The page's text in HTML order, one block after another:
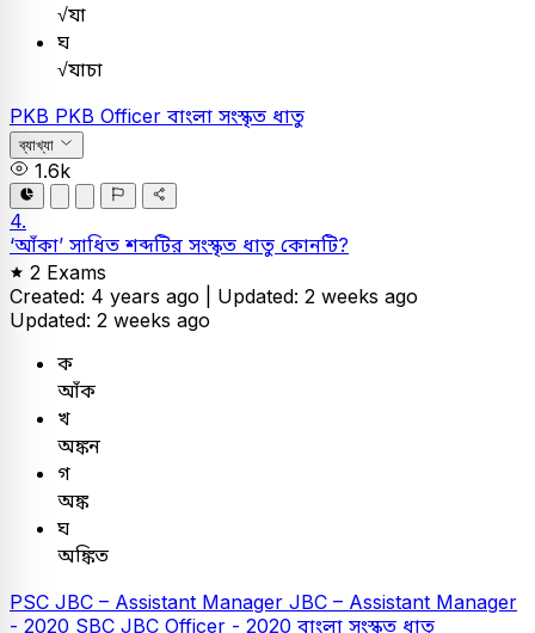
√যা
ঘ
√যাচা
PKB PKB Officer বাংলা সংস্কৃত ধাতু
ব্যাখ্যা
1.6k
4.
‘আঁকা’ সাধিত শব্দটির সংস্কৃত ধাতু কোনটি?
2 Exams
Created: 4 years ago | Updated: 2 weeks ago
Updated: 2 weeks ago
ক
আঁক
খ
অঙ্কন
গ
অঙ্ক
ঘ
অঙ্কিত
PSC JBC – Assistant Manager JBC – Assistant Manager
- 2020 SBC JBC Officer - 2020 বাংলা সংস্কৃত ধাতু